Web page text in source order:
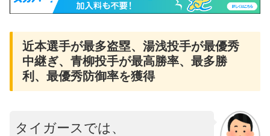
近本選手が最多盗塁、湯浅投手が最優秀
中継ぎ、青柳投手が最高勝率、最多勝
利、最優秀防御率を獲得
タイガースでは、